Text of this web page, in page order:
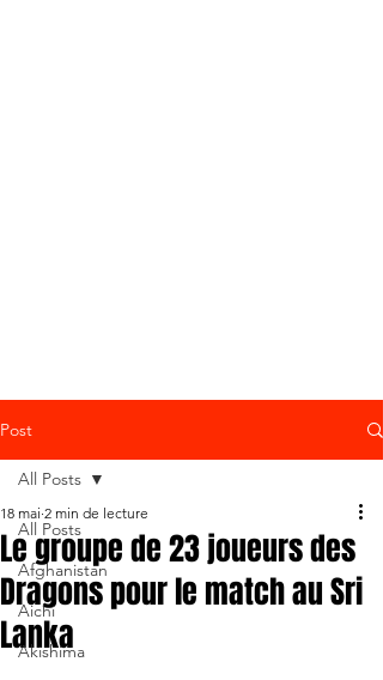
Post
All Posts
Afghanistan
Aichi
Akishima
All Posts
Le groupe de 23 joueurs des
Dragons pour le match au Sri
Lanka
18 mai 2 min de lecture